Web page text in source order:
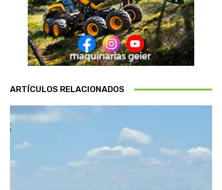
ARTÍCULOS RELACIONADOS